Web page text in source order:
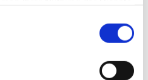
Betreiber profitieren
von einem transparenten,